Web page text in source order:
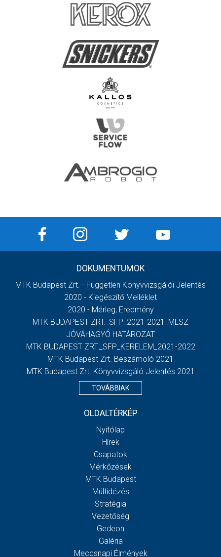
DOKUMENTUMOK
MTK Budapest Zrt. - Független Könyvvizsgálói Jelentés
2020 - Kiegészítő Melléklet
2020 - Mérleg, Eredmény
MTK BUDAPEST ZRT._SFP_2021-2021_MLSZ
JÓVÁHAGYÓ HATÁROZAT
MTK BUDAPEST ZRT._SFP_KERELEM_2021-2022
MTK Budapest Zrt. Beszámoló 2021
MTK Budapest Zrt. Könyvvizsgáló Jelentés 2021
TOVÁBBIAK
OLDALTÉRKÉP
Nyitólap
Hírek
Csapatok
Mérkőzések
MTK Budapest
Múltidézés
Stratégia
Vezetőség
Gedeon
Galéria
Meccsnapi Élmények